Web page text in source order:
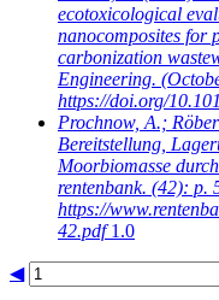
ecotoxicological
nanocomposites for
carbonization
Engineering.
https://doi.org/
Prochnow, A.;
Bereitstellung,
Moorbiomasse
rentenbank. (42): p.
https://
42.pdf 1.0
◀